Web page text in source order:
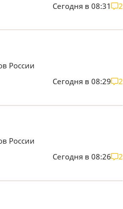
Сегодня в 08:31 2
России
Сегодня в 08:29 2
России
Сегодня в 08:26 2